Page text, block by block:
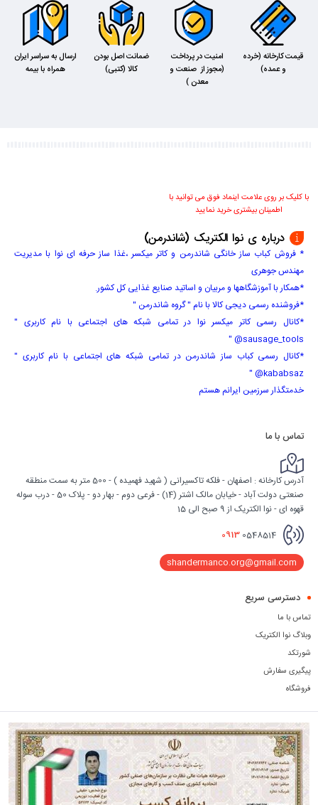
سبد
قیمت کارخانه (خرده
و عمده)
امنیت در پرداخت
(مجوز از صنعت و
معدن )
ضمانت اصل بودن
کالا (کتبی)
ارسال به سراسر ایران
همراه با بیمه
با کلیک بر روی علامت اینماد فوق می توانید با
اطمینان بیشتری خرید نمایید
درباره ی نوا الکتریک (شاندرمن)
* فروش کباب ساز خانگی شاندرمن و کاتر میکسر ،غذا ساز حرفه ای نوا با مدیریت
مهندس جوهری
*همکار با آموزشگاهها و مربیان و اساتید صنایع غذایی کل کشور.
*فروشنده رسمی دیجی کالا با نام " گروه شاندرمن "
*کانال رسمی کاتر میکسر نوا در تمامی شبکه های اجتماعی با نام کاربری "
sausage_tools@ "
*کانال رسمی کباب ساز شاندرمن در تمامی شبکه های اجتماعی با نام کاربری "
kababsaz@ "
خدمتگذار سرزمین ایرانم هستم
تماس با ما
آدرس کارخانه : اصفهان - فلکه تاکسیرانی ( شهید فهمیده ) - 500 متر به سمت منطقه
صنعتی دولت آباد - خیابان مالک اشتر (14) - فرعی دوم - بهار دو - پلاک 50 - درب سوله
قهوه ای - نوا الکتریک از 9 صبح الی 15
0913 0548514
shandermanco.org@gmail.com
دسترسی سریع
تماس با ما
وبلاگ نوا الکتریک
شورتکد
پیگیری سفارش
فروشگاه